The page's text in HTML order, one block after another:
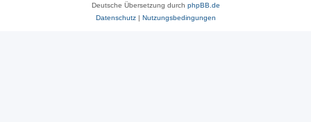
Deutsche Übersetzung durch phpBB.de
Datenschutz | Nutzungsbedingungen